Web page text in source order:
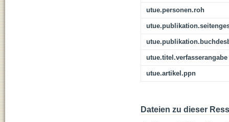
utue.personen.roh
utue.titel.verfasserangabe
utue.artikel.ppn
Dateien zu dieser